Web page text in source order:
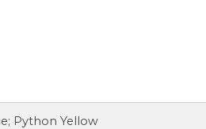
Python Yellow